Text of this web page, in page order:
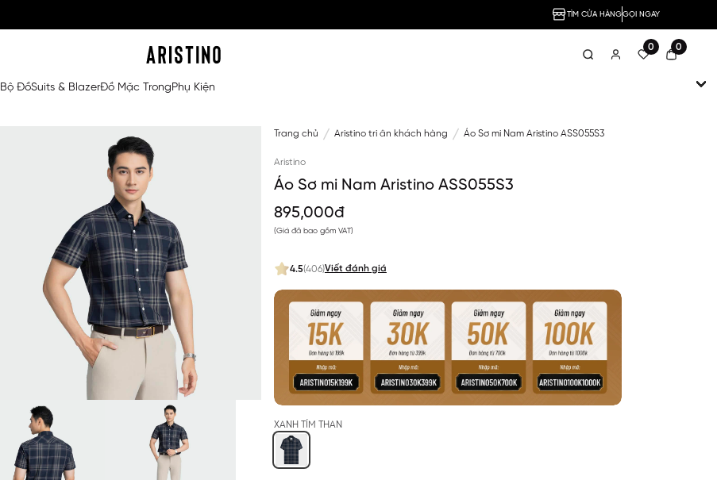
TÌM CỬA HÀNGGỌI NGAY
0 0
Bộ ĐồSuits & BlazerĐồ Mặc TrongPhụ Kiện
Trang chủ Aristino tri ân khách hàng Áo Sơ mi Nam Aristino ASS055S3
Aristino
Áo Sơ mi Nam Aristino ASS055S3
895,000đ
(Giá đã bao gồm VAT)
4.5(406)Viết đánh giá
XANH TÍM THAN